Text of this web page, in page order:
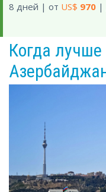
8 дней | от US$ 970 |
Когда лучше